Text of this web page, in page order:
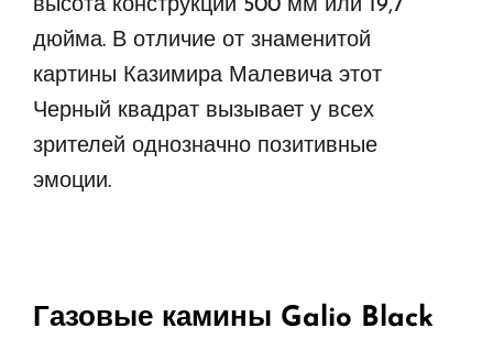
высота конструкции 500 мм или 19,7
дюйма. В отличие от знаменитой
картины Казимира Малевича этот
Черный квадрат вызывает у всех
зрителей однозначно позитивные
эмоции.
Газовые камины Galio Black